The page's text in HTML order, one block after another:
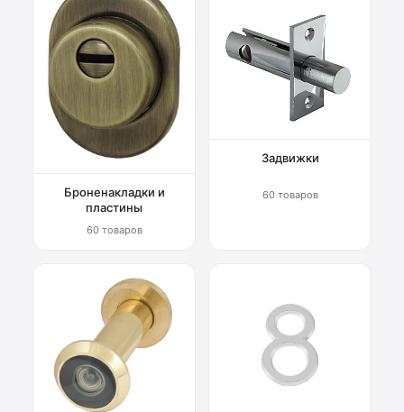
Броненакладки и
пластины
60 товаров
Задвижки
60 товаров